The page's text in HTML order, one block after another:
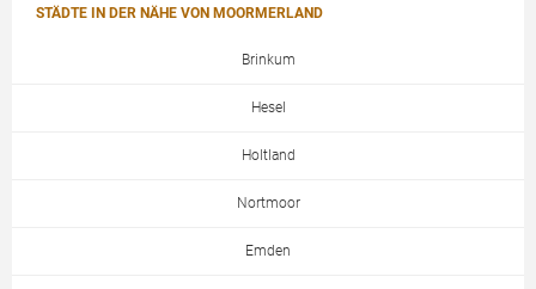
STÄDTE IN DER NÄHE VON MOORMERLAND
Brinkum
Hesel
Holtland
Nortmoor
Emden